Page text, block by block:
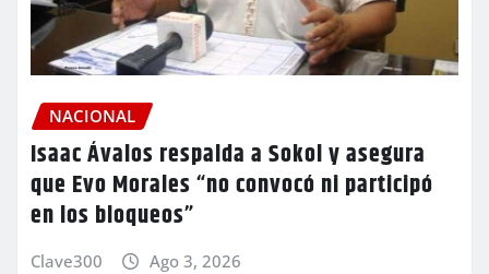
NACIONAL
Isaac Ávalos respalda a Sokol y asegura
que Evo Morales “no convocó ni participó
en los bloqueos”
Clave300 Ago 3, 2026